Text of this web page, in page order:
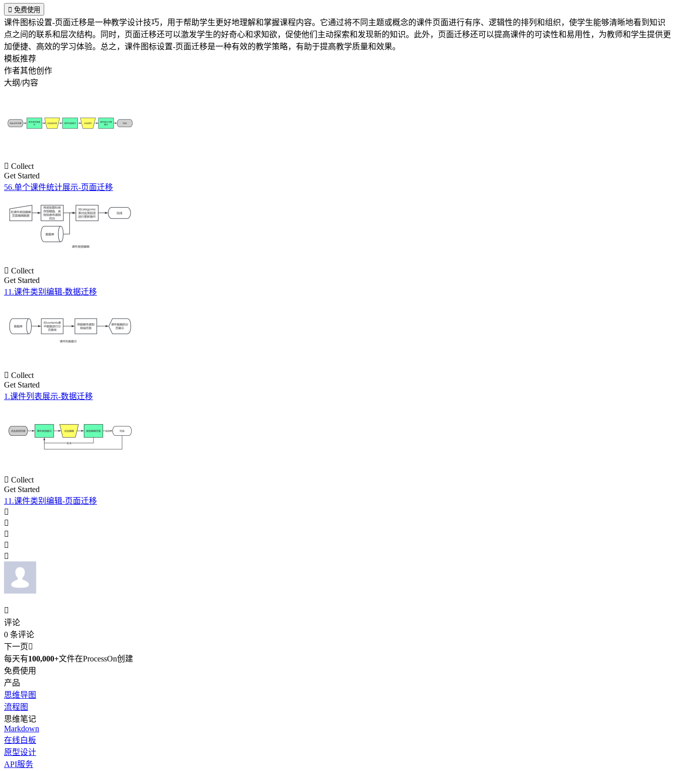
 免费使用
课件图标设置-页面迁移是一种教学设计技巧，用于帮助学生更好地理解和掌握课程内容。它通过将不同主题或概念的课件页面进行有序、逻辑性的排列和组织，使学生能够清晰地看到知识
点之间的联系和层次结构。同时，页面迁移还可以激发学生的好奇心和求知欲，促使他们主动探索和发现新的知识。此外，页面迁移还可以提高课件的可读性和易用性，为教师和学生提供更
加便捷、高效的学习体验。总之，课件图标设置-页面迁移是一种有效的教学策略，有助于提高教学质量和效果。
模板推荐
作者其他创作
大纲/内容
 Collect
Get Started
56.单个课件统计展示-页面迁移
 Collect
Get Started
11.课件类别编辑-数据迁移
 Collect
Get Started
1.课件列表展示-数据迁移
 Collect
Get Started
11.课件类别编辑-页面迁移






评论
0 条评论
下一页
每天有100,000+文件在ProcessOn创建
免费使用
产品
思维导图
流程图
思维笔记
Markdown
在线白板
原型设计
API服务